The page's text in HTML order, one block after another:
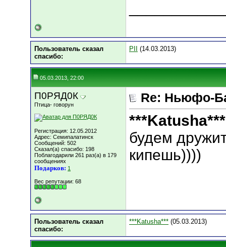
Пользователь сказал
cпасибо:
PII (14.03.2013)
05.03.2013, 22:00
П0РЯД0К
Птица- говорун
Регистрация: 12.05.2012
Адрес: Семипалатинск
Сообщений: 502
Сказал(а) спасибо: 198
Поблагодарили 261 раз(а) в 179
сообщениях
Подарков: 1
Вес репутации: 68
Re: Ньюфо-
***Katusha***
будем
кипешь))))
Пользователь сказал
cпасибо:
***Katusha*** (05.03.2013)